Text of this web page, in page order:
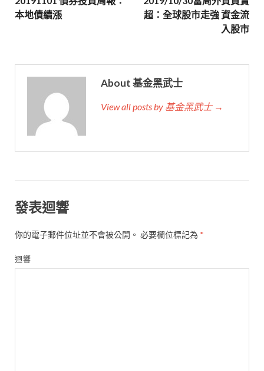
本地債續漲
超：全球股市走強 資金流
入股市
About 基金黑武士
View all posts by 基金黑武士 →
發表迴響
你的電子郵件位址並不會被公開。 必要欄位標記為 *
迴響